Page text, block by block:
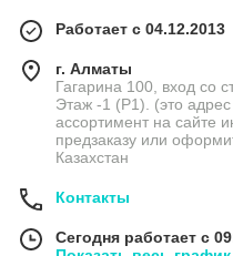
Работает с 04.12.2013
г. Алматы
Гагарина 100, вход со
Этаж -1 (P1). (это
ассортимент на сайте
предзаказу или
Казахстан
Контакты
Сегодня работает с